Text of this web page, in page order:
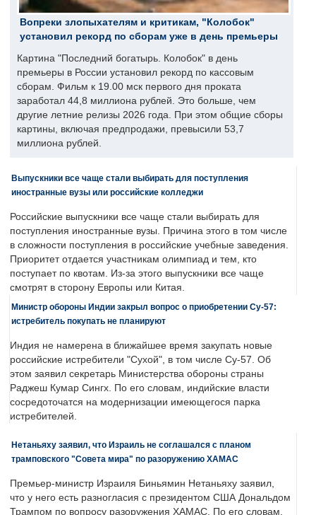
Вопреки злопыхателям и критикам, "Колобок"
установил рекорд по сборам уже в день премьеры
Картина "Последний богатырь. Колобок" в день
премьеры в России установил рекорд по кассовым
сборам. Фильм к 19.00 мск первого дня проката
заработал 44,8 миллиона рублей. Это больше, чем
другие летние релизы 2026 года. При этом общие сборы
картины, включая предпродажи, превысили 53,7
миллиона рублей.
Выпускники все чаще стали выбирать для поступления
иностранные вузы или российские колледжи
Российские выпускники все чаще стали выбирать для
поступления иностранные вузы. Причина этого в том числе
в сложности поступления в российские учебные заведения.
Приоритет отдается участникам олимпиад и тем, кто
поступает по квотам. Из-за этого выпускники все чаще
смотрят в сторону Европы или Китая.
Министр обороны Индии закрыл вопрос о приобретении Су-57:
истребитель покупать не планируют
Индия не намерена в ближайшее время закупать новые
российские истребители "Сухой", в том числе Су-57. Об
этом заявил секретарь Министерства обороны страны
Раджеш Кумар Сингх. По его словам, индийские власти
сосредоточатся на модернизации имеющегося парка
истребителей.
Нетаньяху заявил, что Израиль не соглашался с планом
трамповского "Совета мира" по разоружению ХАМАС
Премьер-министр Израиля Биньямин Нетаньяху заявил,
что у него есть разногласия с президентом США Дональдом
Трампом по вопросу разоружения ХАМАС. По его словам,